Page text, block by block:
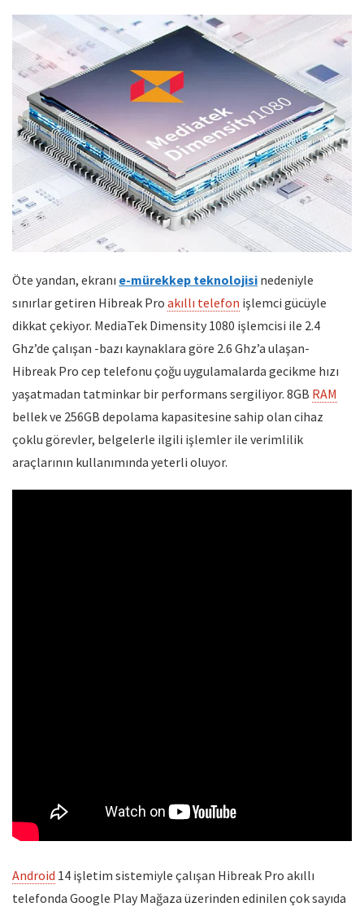
Öte yandan, ekranı e-mürekkep teknolojisi nedeniyle
sınırlar getiren Hibreak Pro akıllı telefon işlemci gücüyle
dikkat çekiyor. MediaTek Dimensity 1080 işlemcisi ile 2.4
Ghz’de çalışan -bazı kaynaklara göre 2.6 Ghz’a ulaşan-
Hibreak Pro cep telefonu çoğu uygulamalarda gecikme hızı
yaşatmadan tatminkar bir performans sergiliyor. 8GB RAM
bellek ve 256GB depolama kapasitesine sahip olan cihaz
çoklu görevler, belgelerle ilgili işlemler ile verimlilik
araçlarının kullanımında yeterli oluyor.
Android 14 işletim sistemiyle çalışan Hibreak Pro akıllı
telefonda Google Play Mağaza üzerinden edinilen çok sayıda